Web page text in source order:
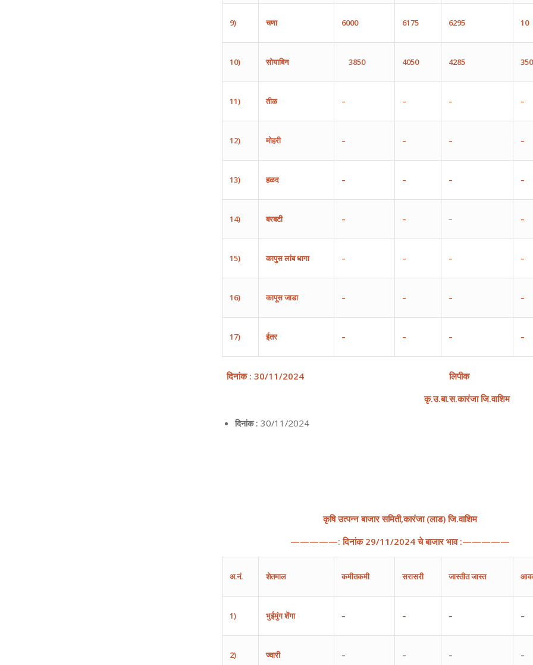
9) चणा 6000 6175 6295 10
10) सोयाबिन 3850 4050 4285
11) तीळ – – – –
12) मोहरी – – – –
13) हळद – – – –
14) बरबटी – – – –
15) कापुसलांबधागा – – – –
16) कापूसजाडा – – – –
17) ईतर – – – –
दिनांक : 30/1 1/2024
लिपीक
कृ.उ.बा.स.कारंजा जि.वाशिम
दिनांक : 30/11/2024
कृषि उत्पन्न बाजार समिती,कारंजा(लाड)जि.वाशिम
—————:दिनांक 29/11/2024 चे बाजार भाव:—————
अ.नं. शेतमाल कमीतकमी सरासरी जास्तीतजास्त
1) भुईमुंगशेंगा – – – –
2) ज्वारी – – – –